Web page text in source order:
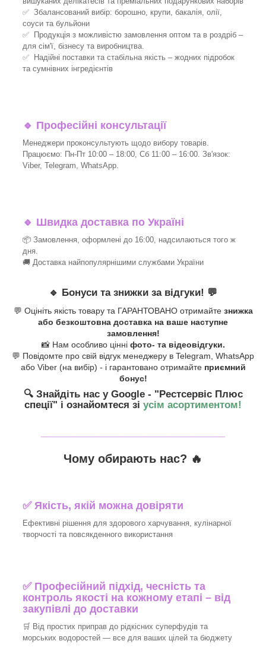
✅ Збалансований вибір: борошно, крупи, бакалія, олії,
соуси та бульйони
✅ Продукція з можливістю замовлення оптом та в роздріб –
для сім'ї, бізнесу та виробництва.
✅ Надійні поставки та стабільна якість – жодних підробок
та сумнівних інгредієнтів
🔹 Професійні консультації
Менеджери проконсультують щодо вибору товарів.
Працюємо: Пн-Пт 10:00 – 18:00, Сб 11:00 – 16:00. Зв'язок:
Viber, Telegram, WhatsApp.
🔹 Швидка доставка по Україні
📦 Замовлення, оформлені до 16:00, надсилаються того ж
дня.
🚚 Доставка найпопулярнішими службами України
🔹 Бонуси та знижки за відгуки! 💬
💬 Оцініть якість товару та ГАРАНТОВАНО отримайте знижка
або безкоштовна доставка на ваше наступне
замовлення!
📸 Нам особливо цінні фото- та відеовідгуки.
💬 Повідомте про свій відгук менеджеру в Telegram, WhatsApp
або Viber (на вибір) - і гарантовано отримайте приємний
бонус!
🔍 Знайдіть нас у Google - "Рестсервіс Плюс
спеції" і ознайомтеся зі усім асортиментом!
Чому обирають нас? 🔥
✅ Якість, якій можна довіряти
Ефективні рішення для здорового харчування, кулінарної
творчості та повсякденного використання
✅ Професійний підхід, чесність та
контроль якості на кожному етапі – від
закупівлі до доставки
🛒 Від простих приправ до рідкісних суперфудів та
морських водоростей — все для ваших цілей та бюджету